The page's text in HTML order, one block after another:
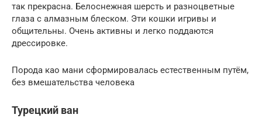
так прекрасна. Белоснежная шерсть и разноцветные
глаза с алмазным блеском. Эти кошки игривы и
общительны. Очень активны и легко поддаются
дрессировке.
Порода као мани сформировалась естественным путём,
без вмешательства человека
Турецкий ван